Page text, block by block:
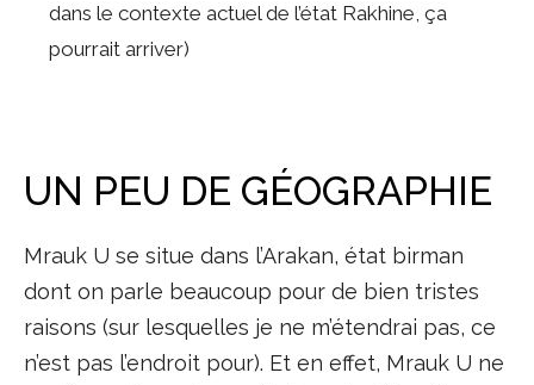
dans le contexte actuel de l’état Rakhine, ça
pourrait arriver)
UN PEU DE GÉOGRAPHIE
Mrauk U se situe dans l’Arakan, état birman
dont on parle beaucoup pour de bien tristes
raisons (sur lesquelles je ne m’étendrai pas, ce
n’est pas l’endroit pour). Et en effet, Mrauk U ne